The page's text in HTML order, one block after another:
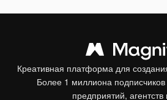
Креативная платформа для
Более 1 миллиона подписчиков
предприятий, агентств